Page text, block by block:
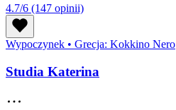
4.7/6 (147 opinii)
Wypoczynek • Grecja: Kokkino Nero
Studia Katerina